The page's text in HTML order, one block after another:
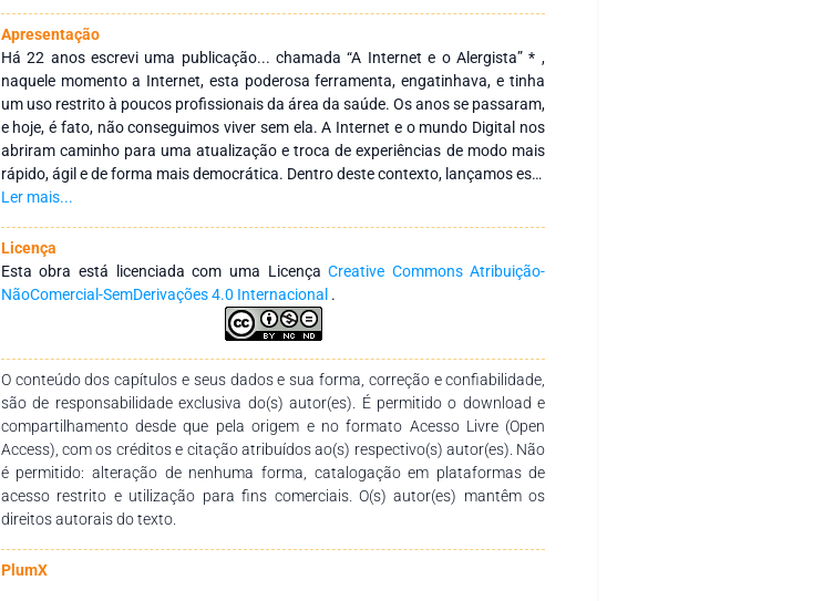
Apresentação
Há 22 anos escrevi uma publicação... chamada “A Internet e o Alergista” * ,
naquele momento a Internet, esta poderosa ferramenta, engatinhava, e tinha
um uso restrito à poucos profissionais da área da saúde. Os anos se passaram,
e hoje, é fato, não conseguimos viver sem ela. A Internet e o mundo Digital nos
abriram caminho para uma atualização e troca de experiências de modo mais
rápido, ágil e de forma mais democrática. Dentro deste contexto, lançamos este
livro digital. Há 20 anos atrás parecia ser impossível substituir o “o agradável
digital. Hoje isto é a realidade, e essa mudança não é somente necessária, mas
fundamental. Nesta 1ª Edição do livro Alergia e Imunologia: abordagens
clínicas e prevenções, constituída à partir de um processo colaborativo entre
professores, estudantes e pesquisadores, navegaremos por inúmeros temas
dentro de nossa especialidade. Este livro, um poderoso instrumento didático-
pedagógico, resulta de movimentos interinstitucionais e de ações de incentivo à
pesquisa que congregam pesquisadores de nossa área de conhecimento e de
diferentes Instituições de Educação Superior públicas e privadas de
abrangência nacional e internacional. Navegaremos por mecanismos de
doença, descrição de casos, revisões de conceito, enfim áreas de interesse
prático e teórico em nossa especialidade. Gostaria de agradecer aos autores
pelo empenho e dedicação para o desenvolvimento e conclusão dessa obra.
Ler mais...
Licença
Esta obra está licenciada com uma LicençaCreative Commons Atribuição-
NãoComercial-SemDerivações 4.0 Internacional .
O conteúdo dos capítulos e seus dados e sua forma, correção e confiabilidade,
são de responsabilidade exclusiva do(s) autor(es). É permitido o download e
compartilhamento desde que pela origem e no formato Acesso Livre (Open
Access), com os créditos e citação atribuídos ao(s) respectivo(s) autor(es). Não
é permitido: alteração de nenhuma forma, catalogação em plataformas de
acesso restrito e utilização para fins comerciais. O(s) autor(es) mantêm os
direitos autorais do texto.
PlumX